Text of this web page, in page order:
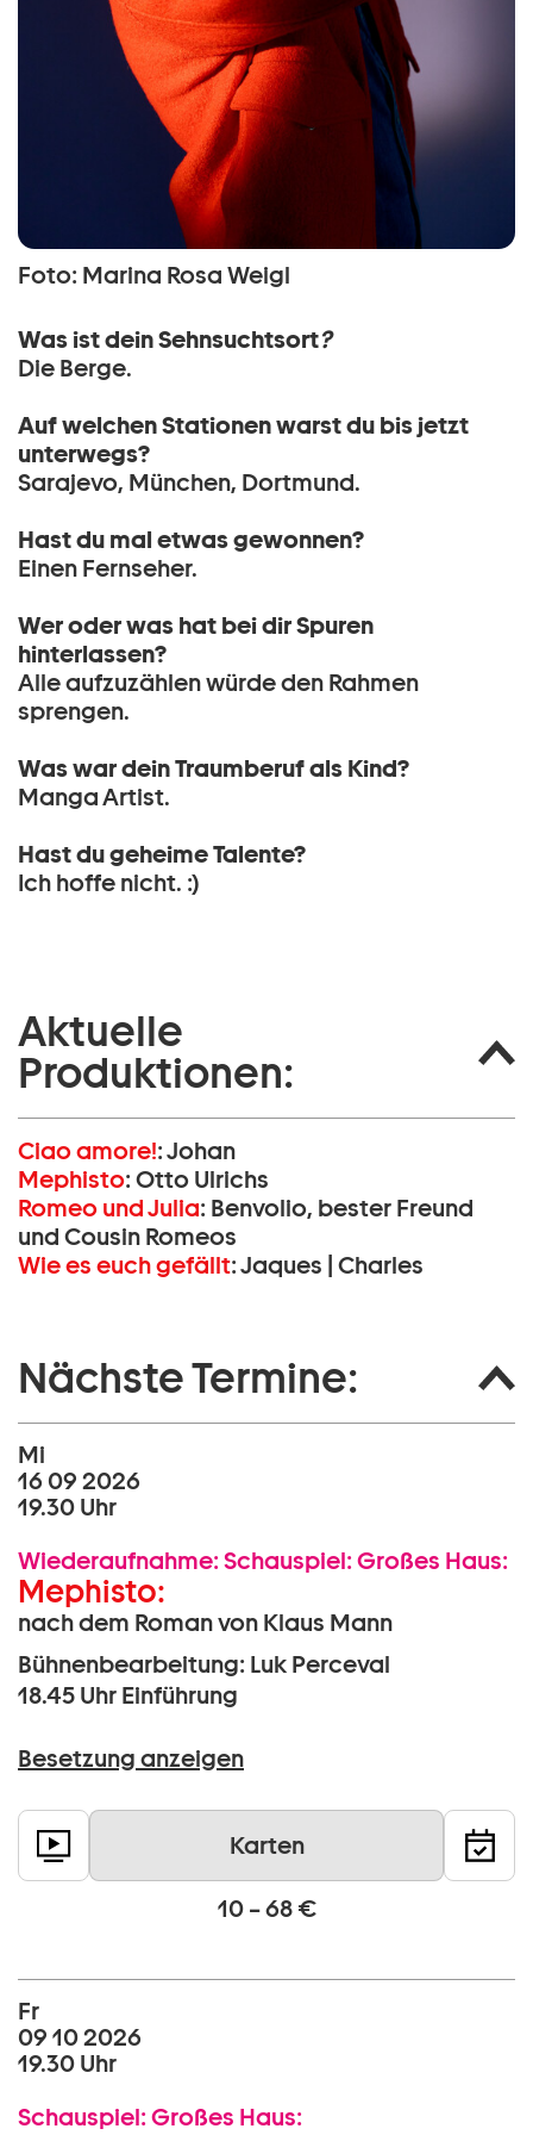
Foto: Marina Rosa Weigl
Was ist dein Sehnsuchtsort?
Die Berge.
Auf welchen Stationen warst du bis jetzt
unterwegs?
Sarajevo, München, Dortmund.
Hast du mal etwas gewonnen?
Einen Fernseher.
Wer oder was hat bei dir Spuren
hinterlassen?
Alle aufzuzählen würde den Rahmen
sprengen.
Was war dein Traumberuf als Kind?
Manga Artist.
Hast du geheime Talente?
Ich hoffe nicht. :)
Aktuelle
Produktionen:
Ciao amore!:Johan
Mephisto: Otto Ulrichs
Romeo und Julia: Benvolio, bester Freund
und Cousin Romeos
Wie es euch gefällt:Jaques | Charles
Nächste Termine:
Mi
16 09 2026
19.30 Uhr
Wiederaufnahme: Schauspiel: Großes Haus:
Mephisto:
nach dem Roman von Klaus Mann
Bühnenbearbeitung: Luk Perceval
18.45 Uhr Einführung
Besetzung anzeigen
Karten
10 – 68 €
Fr
09 10 2026
19.30 Uhr
Schauspiel: Großes Haus: